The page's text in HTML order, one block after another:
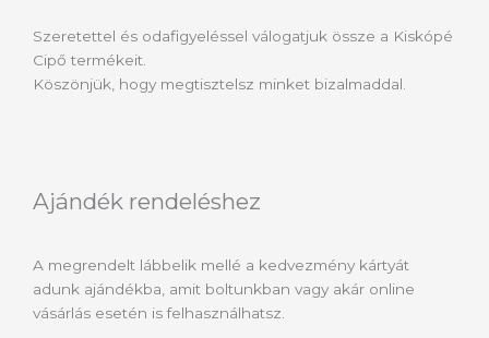
Szeretettel és odafigyeléssel válogatjuk össze a Kiskópé
Cipő termékeit.
Köszönjük, hogy megtisztelsz minket bizalmaddal.
Ajándék rendeléshez
A megrendelt lábbelik mellé a kedvezmény kártyát
adunk ajándékba, amit boltunkban vagy akár online
vásárlás esetén is felhasználhatsz.